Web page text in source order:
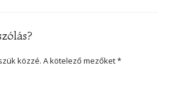
közzé. A kötelező mezőket*